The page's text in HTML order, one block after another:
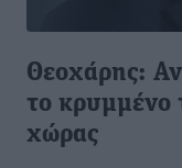
Θεοχάρης:
το κρυμμένο
χώρας